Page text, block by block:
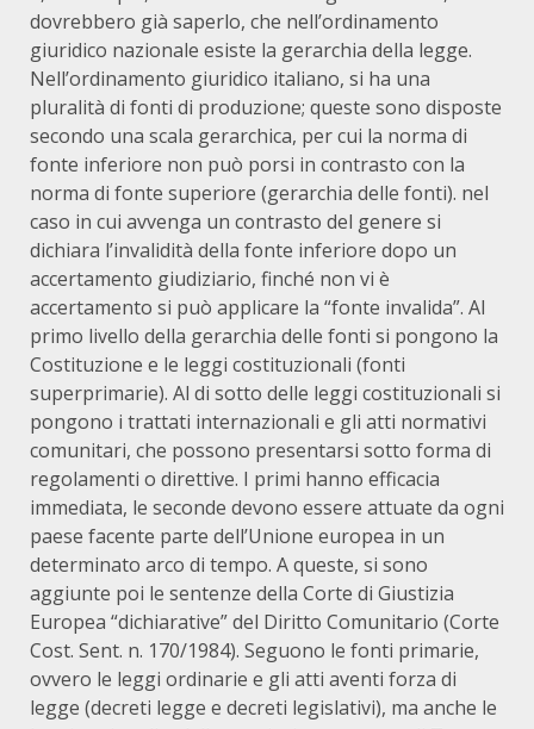
dovrebbero già saperlo, che nell’ordinamento
giuridico nazionale esiste la gerarchia della legge.
Nell’ordinamento giuridico italiano, si ha una
pluralità di fonti di produzione; queste sono disposte
secondo una scala gerarchica, per cui la norma di
fonte inferiore non può porsi in contrasto con la
norma di fonte superiore (gerarchia delle fonti). nel
caso in cui avvenga un contrasto del genere si
dichiara l’invalidità della fonte inferiore dopo un
accertamento giudiziario, finché non vi è
accertamento si può applicare la “fonte invalida”. Al
primo livello della gerarchia delle fonti si pongono la
Costituzione e le leggi costituzionali (fonti
superprimarie). Al di sotto delle leggi costituzionali si
pongono i trattati internazionali e gli atti normativi
comunitari, che possono presentarsi sotto forma di
regolamenti o direttive. I primi hanno efficacia
immediata, le seconde devono essere attuate da ogni
paese facente parte dell’Unione europea in un
determinato arco di tempo. A queste, si sono
aggiunte poi le sentenze della Corte di Giustizia
Europea “dichiarative” del Diritto Comunitario (Corte
Cost. Sent. n. 170/1984). Seguono le fonti primarie,
ovvero le leggi ordinarie e gli atti aventi forza di
legge (decreti legge e decreti legislativi), ma anche le